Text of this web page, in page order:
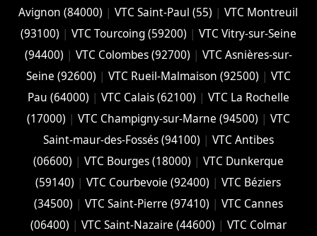
Avignon (84000) |VTC Saint-Paul (55) |VTC Montreuil
(93100) | VTC Tourcoing (59200) | VTC Vitry-sur-Seine
(94400) | VTC Colombes (92700) | VTC Asnières-sur-
Seine (92600) | VTC Rueil-Malmaison (92500) | VTC
Pau (64000) | VTC Calais (‎62100) | VTC La Rochelle
(17000) | VTC Champigny-sur-Marne (94500) | VTC
Saint-maur-des-Fossés (94100) | VTC Antibes
(06600) | VTC Bourges (18000) | VTC Dunkerque
(59140) |VTC Courbevoie (92400) |VTC Béziers
(34500) | VTC Saint-Pierre (97410) | VTC Cannes
(06400) | VTC Saint-Nazaire (44600) | VTC Colmar